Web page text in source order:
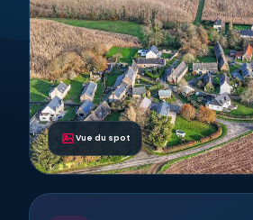
Vue du spot